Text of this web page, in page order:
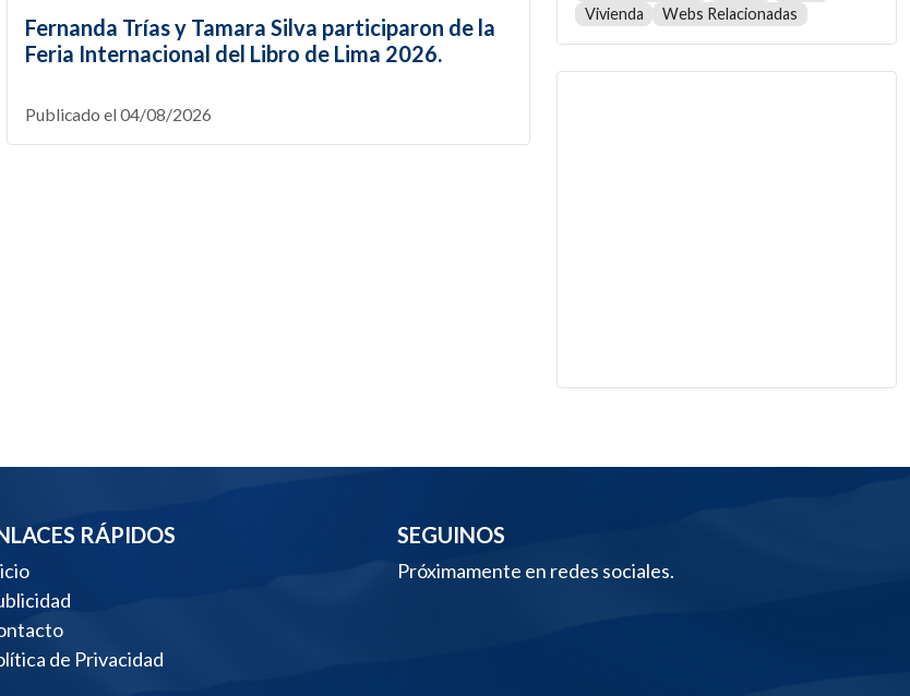
Fernanda Trías y Tamara Silva participaron de la
Feria Internacional del Libro de Lima 2026.
Publicado el 04/08/2026
Vivienda
Webs Relacionadas
RÁPIDOS
de Privacidad
SEGUINOS
Próximamente en redes sociales.